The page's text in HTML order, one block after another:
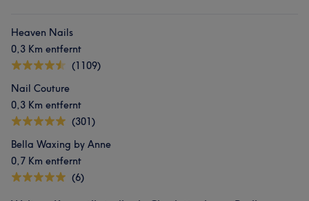
Heaven Nails
0,3 Km entfernt
(1109)
Nail Couture
0,3 Km entfernt
(301)
Bella Waxing by Anne
0,7 Km entfernt
(6)